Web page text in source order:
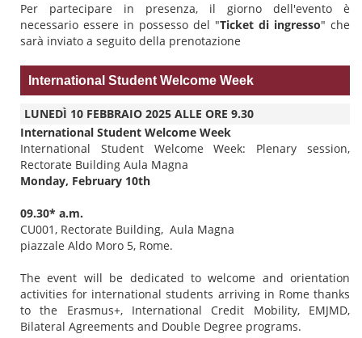
Per partecipare in presenza, il giorno dell'evento è
necessario essere in possesso del "Ticket di ingresso" che
sarà inviato a seguito della prenotazione
International Student Welcome Week
LUNEDÌ 10 FEBBRAIO 2025 ALLE ORE 9.30
International Student Welcome Week
International Student Welcome Week: Plenary session,
Rectorate Building Aula Magna
Monday, February 10th
09.30* a.m.
CU001, Rectorate Building, Aula Magna
piazzale Aldo Moro 5, Rome.
The event will be dedicated to welcome and orientation
activities for international students arriving in Rome thanks
to the Erasmus+, International Credit Mobility, EMJMD,
Bilateral Agreements and Double Degree programs.